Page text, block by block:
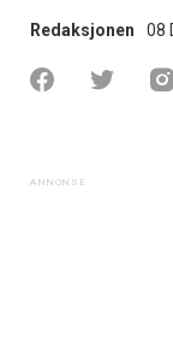
Redaksjonen 08